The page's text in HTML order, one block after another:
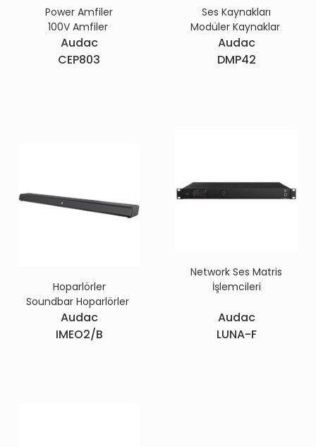
Power Amfiler
100V Amfiler
Audac
CEP803
Ses Kaynakları
Modüler Kaynaklar
Audac
DMP42
Hoparlörler
Soundbar Hoparlörler
Audac
IMEO2/B
Network Ses Matris
İşlemcileri
Audac
LUNA-F